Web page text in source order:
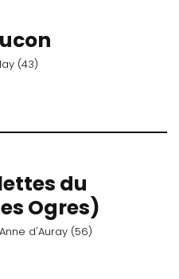
(43)
du
Ogres)
d'Auray (56)